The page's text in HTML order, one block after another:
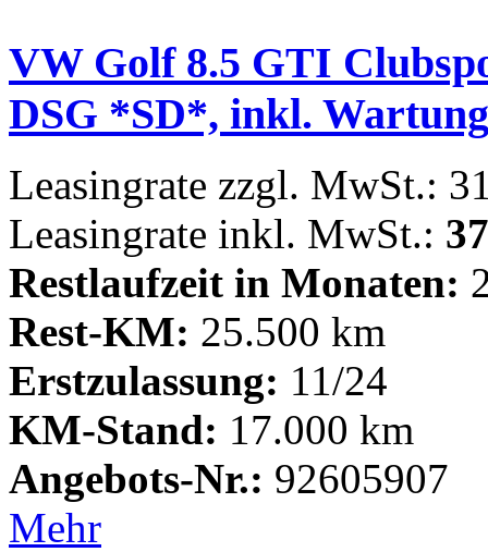
VW Golf 8.5 GTI
DSG *SD*, inkl.
Leasingrate zzgl. MwSt.:
Leasingrate inkl. MwSt.:
Restlaufzeit in Monaten:
Rest-KM: 25.500 km
Erstzulassung: 11/24
KM-Stand: 17.000 km
Angebots-Nr.: 92605907
Mehr